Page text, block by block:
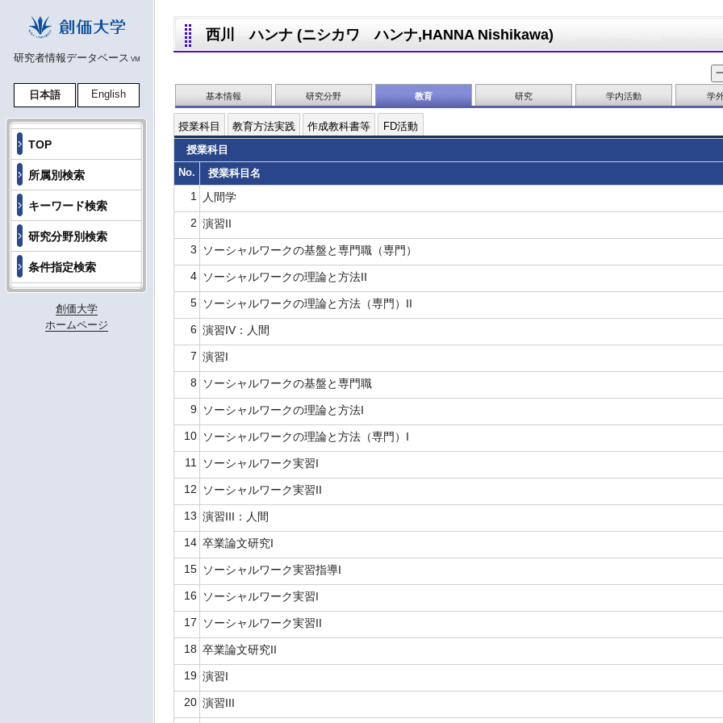
研究者情報データベース VM
日本語 English
TOP
所属別検索
キーワード検索
研究分野別検索
条件指定検索
創価大学
ホームページ
西川 ハンナ (ニシカワ ハンナ,HANNA Nishikawa)
基本情報 研究分野 教育 研究 学内活動 学
授業科目 教育方法実践 作成教科書等
FD活動
授業科目
No.
授業科目名
1
人間学
2 演習II
3
ソーシャルワークの基盤と専門職（専門）
4 ソーシャルワークの理論と方法II
5 ソーシャルワークの理論と方法（専門）II
6 演習IV：人間
7 演習I
8
ソーシャルワークの基盤と専門職
9 ソーシャルワークの理論と方法I
10 ソーシャルワークの理論と方法（専門）I
11
ソーシャルワーク実習I
12
ソーシャルワーク実習II
13 演習III：人間
14 卒業論文研究I
15 ソーシャルワーク実習指導I
16
ソーシャルワーク実習I
17
ソーシャルワーク実習II
18 卒業論文研究II
19 演習I
20 演習III